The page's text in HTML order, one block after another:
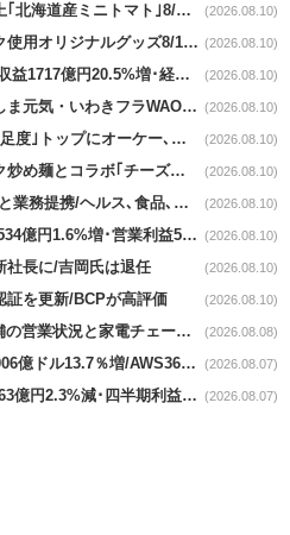
東武ストアnews｜糖度７度以上｢北海道産ミニトマト｣8/11販売 (2026.08.10)
平和堂news｜平和堂ロゴマーク使用オリジナルグッズ8/10販売開始 (2026.08.10)
マミーマートnews｜第3Q営業収益1717億円20.5%増･経常利益3.6%増 (2026.08.10)
イオン東北news｜大好きふくしま元気・いわきフラWAONの利用金額一部寄付 (2026.08.10)
日本生産性本部news｜｢顧客満足度｣トップにオーケー､コスモス薬品など選出 (2026.08.10)
ミニストップnews｜ブルダック炒め麺とコラボ｢チーズハットグ｣8/7発売 (2026.08.10)
三菱商事news｜メディパルHDと業務提携/ヘルス､食品､日用品で協業 (2026.08.10)
東急ストアnews｜第1Q売上高534億円1.6%増･営業利益5億円13.3%減 (2026.08.10)
社長に/吉岡氏は退任 (2026.08.10)
証を更新/BCPが高評価 (2026.08.10)
Weekly Review｜熊本地震/店舗の営業状況と家電チェーンの支援策 (2026.08.08)
Amazon news｜2Q営業収益2006億ドル13.7％増/AWS36.8％％増が貢献 (2026.08.07)
ニトリnews｜第1Q売上収益2263億円2.3%減･四半期利益1.4％減 (2026.08.07)